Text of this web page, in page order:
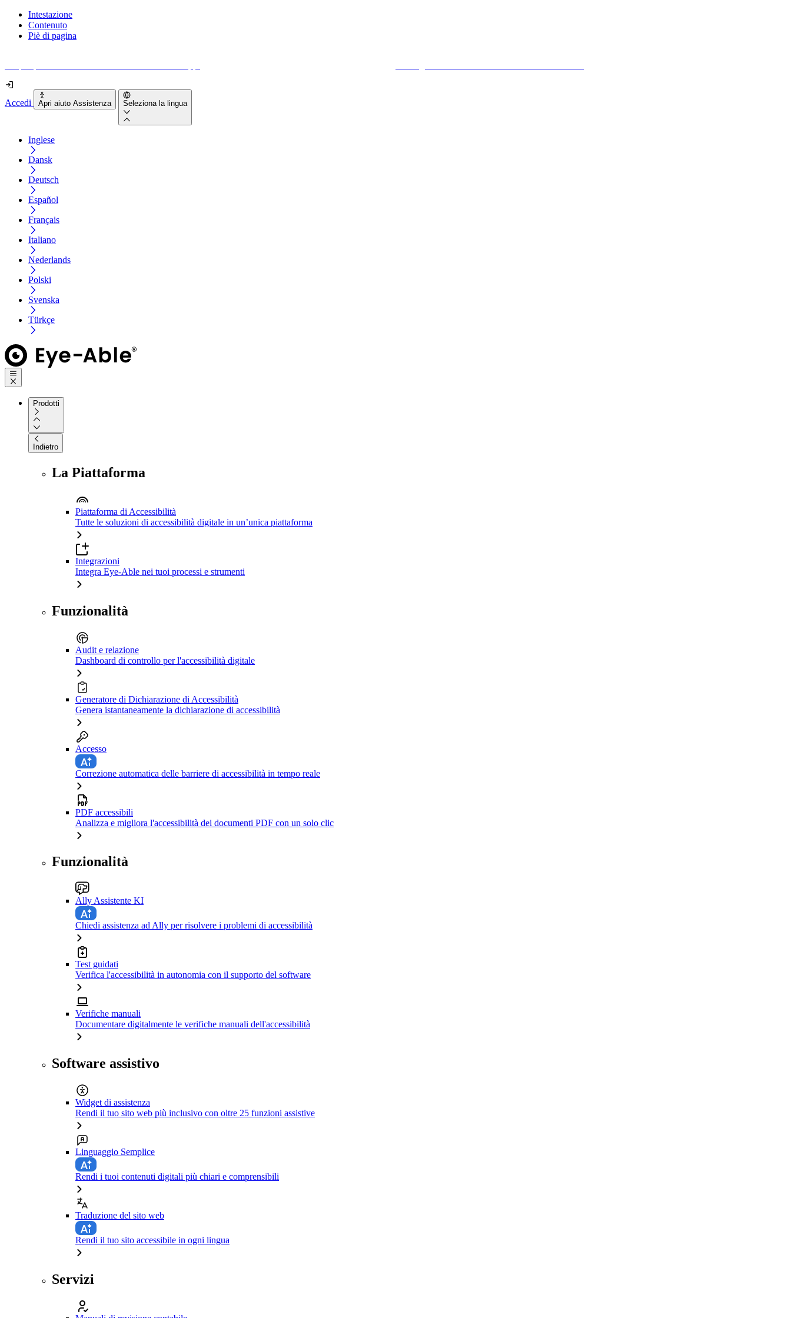
Intestazione
Contenuto
Piè di pagina
Accedi Apri aiuto Assistenza Seleziona la lingua
Inglese
Dansk
Deutsch
Español
Français
Italiano
Nederlands
Polski
Svenska
Türkçe
Prodotti
Indietro
La Piattaforma
Piattaforma di Accessibilità
Tutte le soluzioni di accessibilità digitale in un’unica piattaforma
Integrazioni
Integra Eye-Able nei tuoi processi e strumenti
Funzionalità
Audit e relazione
Dashboard di controllo per l'accessibilità digitale
Generatore di Dichiarazione di Accessibilità
Genera istantaneamente la dichiarazione di accessibilità
Accesso
Correzione automatica delle barriere di accessibilità in tempo reale
PDF accessibili
Analizza e migliora l'accessibilità dei documenti PDF con un solo clic
Funzionalità
Ally Assistente KI
Chiedi assistenza ad Ally per risolvere i problemi di accessibilità
Test guidati
Verifica l'accessibilità in autonomia con il supporto del software
Verifiche manuali
Documentare digitalmente le verifiche manuali dell'accessibilità
Software assistivo
Widget di assistenza
Rendi il tuo sito web più inclusivo con oltre 25 funzioni assistive
Linguaggio Semplice
Rendi i tuoi contenuti digitali più chiari e comprensibili
Traduzione del sito web
Rendi il tuo sito accessibile in ogni lingua
Servizi